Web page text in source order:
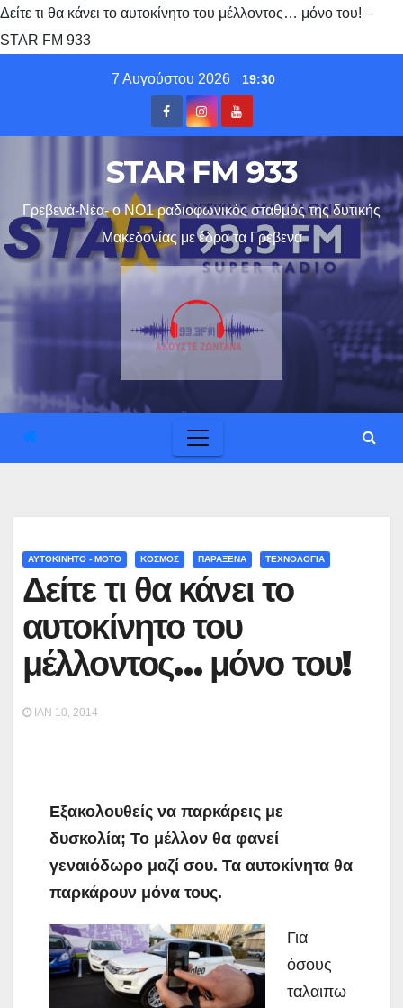
Δείτε τι θα κάνει το αυτοκίνητο του μέλλοντος… μόνο του! –
STAR FM 933
7 Αυγούστου 2026 19:30
STAR FM 933
Γρεβενά-Νέα- ο ΝΟ1 ραδιοφωνικός σταθμός της δυτικής
Μακεδονίας με έδρα τα Γρεβενα
ΑΥΤΟΚΙΝΗΤΟ - ΜΟΤΟ ΚΟΣΜΟΣ ΠΑΡΑΞΕΝΑ ΤΕΧΝΟΛΟΓΙΑ
Δείτε τι θα κάνει το
αυτοκίνητο του
μέλλοντος… μόνο του!
ΙΑΝ 10, 2014
Εξακολουθείς να παρκάρεις με
δυσκολία; Το μέλλον θα φανεί
γεναιόδωρο μαζί σου. Τα αυτοκίνητα θα
παρκάρουν μόνα τους.
Για
όσους
ταλαιπω